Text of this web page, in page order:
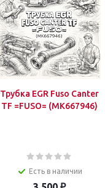
Трубка EGR Fuso Canter
TF =FUSO= (MK667946)
Есть в наличии